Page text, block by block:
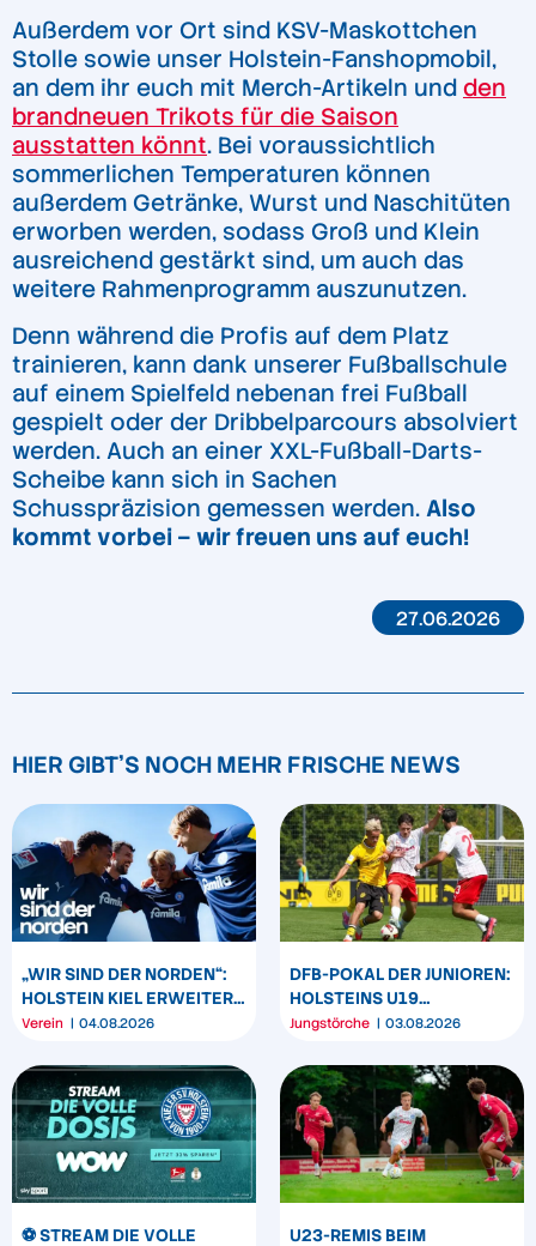
Außerdem vor Ort sind KSV-Maskottchen
Stolle sowie unser Holstein-Fanshopmobil,
an dem ihr euch mit Merch-Artikeln und den
brandneuen Trikots für die Saison
ausstatten könnt. Bei voraussichtlich
sommerlichen Temperaturen können
außerdem Getränke, Wurst und Naschitüten
erworben werden, sodass Groß und Klein
ausreichend gestärkt sind, um auch das
weitere Rahmenprogramm auszunutzen.
Denn während die Profis auf dem Platz
trainieren, kann dank unserer Fußballschule
auf einem Spielfeld nebenan frei Fußball
gespielt oder der Dribbelparcours absolviert
werden. Auch an einer XXL-Fußball-Darts-
Scheibe kann sich in Sachen
Schusspräzision gemessen werden. Also
kommt vorbei – wir freuen uns auf euch!
27.06.2026
HIER GIBT'S NOCH MEHR FRISCHE NEWS
„WIR SIND DER NORDEN“:
HOLSTEIN KIEL ERWEITERT
SEIN MARKENBILD
Verein 04.08.2026
DFB-POKAL DER JUNIOREN:
HOLSTEINS U19
TRIUMPHIERT IN
Jungstörche 03.08.2026
⚽️ STREAM DIE VOLLE
U23-REMIS BEIM